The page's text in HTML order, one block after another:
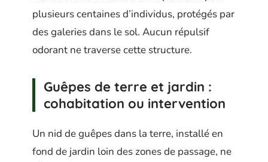
plusieurs centaines d’individus, protégés par
des galeries dans le sol. Aucun répulsif
odorant ne traverse cette structure.
Guêpes de terre et jardin :
cohabitation ou intervention
Un nid de guêpes dans la terre, installé en
fond de jardin loin des zones de passage, ne